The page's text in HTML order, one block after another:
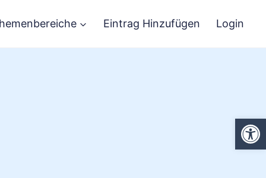
Eintrag Hinzufügen Login